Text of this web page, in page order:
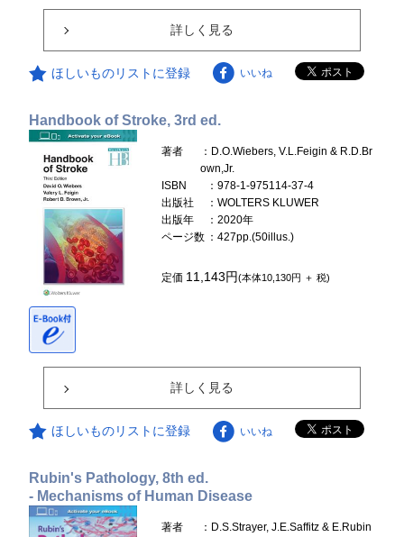
詳しく見る
ほしいものリストに登録 いいね
Handbook of Stroke, 3rd ed.
著者
：D.O.Wiebers, V.L.Feigin & R.D.Br
own,Jr.
ISBN
：978-1-975114-37-4
出版社
：WOLTERS KLUWER
出版年
：2020年
ページ数 ：427pp.(50illus.)
定価 11,143円(本体10,130円 ＋ 税)
詳しく見る
ほしいものリストに登録 いいね
Rubin's Pathology, 8th ed.
- Mechanisms of Human Disease
著者
：D.S.Strayer, J.E.Saffitz & E.Rubin